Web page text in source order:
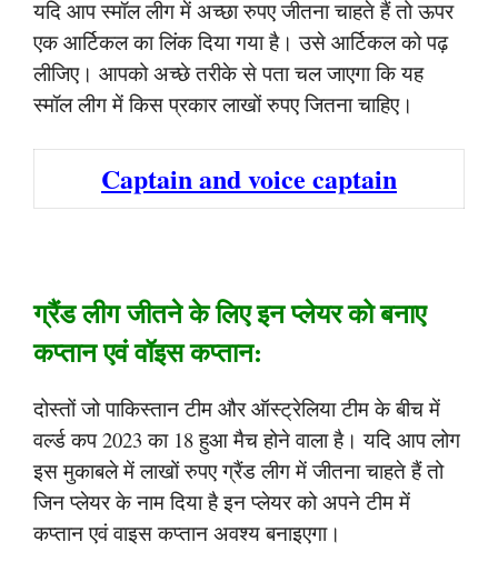
यदि आप स्मॉल लीग में अच्छा रुपए जीतना चाहते हैं तो ऊपर
एक आर्टिकल का लिंक दिया गया है। उसे आर्टिकल को पढ़
लीजिए। आपको अच्छे तरीके से पता चल जाएगा कि यह
स्मॉल लीग में किस प्रकार लाखों रुपए जितना चाहिए।
Captain and voice captain
ग्रैंड लीग जीतने के लिए इन प्लेयर को बनाए
कप्तान एवं वॉइस कप्तान:
दोस्तों जो पाकिस्तान टीम और ऑस्ट्रेलिया टीम के बीच में
वर्ल्ड कप 2023 का 18 हुआ मैच होने वाला है। यदि आप लोग
इस मुकाबले में लाखों रुपए ग्रैंड लीग में जीतना चाहते हैं तो
जिन प्लेयर के नाम दिया है इन प्लेयर को अपने टीम में
कप्तान एवं वाइस कप्तान अवश्य बनाइएगा।